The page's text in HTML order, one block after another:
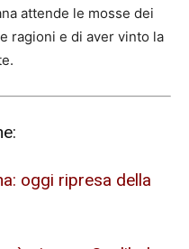
attende le mosse dei
ragioni e di aver vinto la
oggi ripresa della